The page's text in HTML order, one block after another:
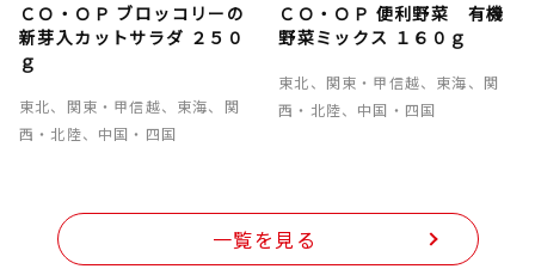
ＣＯ・ＯＰ ブロッコリーの
新芽入カットサラダ ２５０
ｇ
東北、関東・甲信越、東海、関
西・北陸、中国・四国
ＣＯ・ＯＰ 便利野菜 有機
野菜ミックス １６０ｇ
東北、関東・甲信越、東海、関
西・北陸、中国・四国
一覧を見る